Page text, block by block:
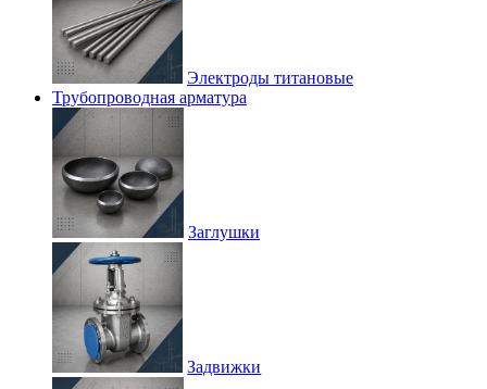
Электроды титановые
Трубопроводная арматура
Заглушки
Задвижки